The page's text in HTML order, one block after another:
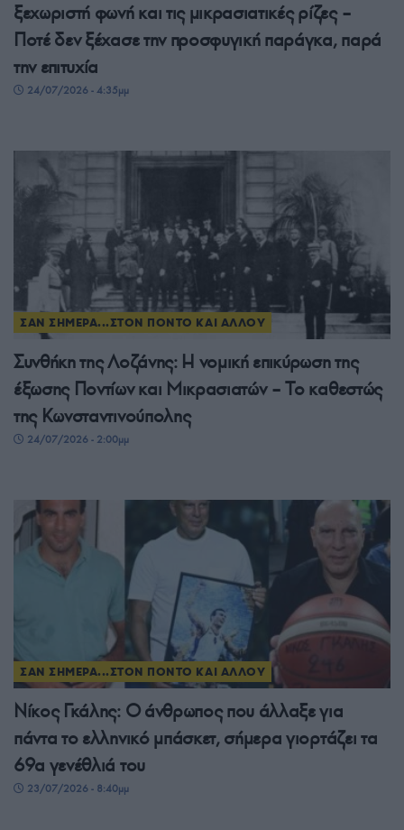
ξεχωριστή φωνή και τις μικρασιατικές ρίζες –
Ποτέ δεν ξέχασε την προσφυγική παράγκα, παρά
την επιτυχία
24/07/2026 - 4:35μμ
ΣΑΝ ΣΗΜΕΡΑ...ΣΤΟΝ ΠΟΝΤΟ ΚΑΙ ΑΛΛΟΥ
Συνθήκη της Λοζάνης: Η νομική επικύρωση της
έξωσης Ποντίων και Μικρασιατών – Το καθεστώς
της Κωνσταντινούπολης
24/07/2026 - 2:00μμ
ΣΑΝ ΣΗΜΕΡΑ...ΣΤΟΝ ΠΟΝΤΟ ΚΑΙ ΑΛΛΟΥ
Νίκος Γκάλης: Ο άνθρωπος που άλλαξε για
πάντα το ελληνικό μπάσκετ, σήμερα γιορτάζει τα
69α γενέθλιά του
23/07/2026 - 8:40μμ